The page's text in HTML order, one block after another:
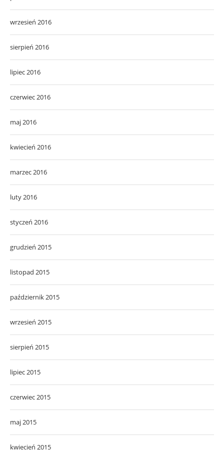
wrzesień 2016
sierpień 2016
lipiec 2016
czerwiec 2016
maj 2016
kwiecień 2016
marzec 2016
luty 2016
styczeń 2016
grudzień 2015
listopad 2015
październik 2015
wrzesień 2015
sierpień 2015
lipiec 2015
czerwiec 2015
maj 2015
kwiecień 2015